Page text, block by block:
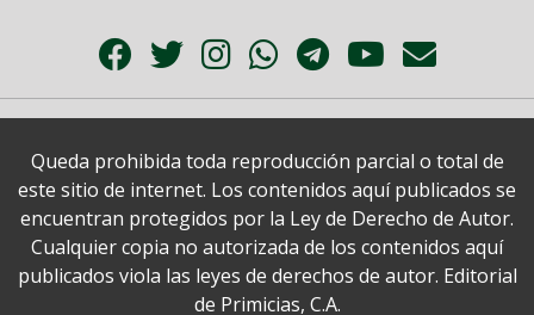
Queda prohibida toda reproducción parcial o total de
este sitio de internet. Los contenidos aquí publicados se
encuentran protegidos por la Ley de Derecho de Autor.
Cualquier copia no autorizada de los contenidos aquí
publicados viola las leyes de derechos de autor. Editorial
de Primicias, C.A.